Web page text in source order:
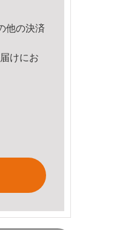
他の決済
けにお